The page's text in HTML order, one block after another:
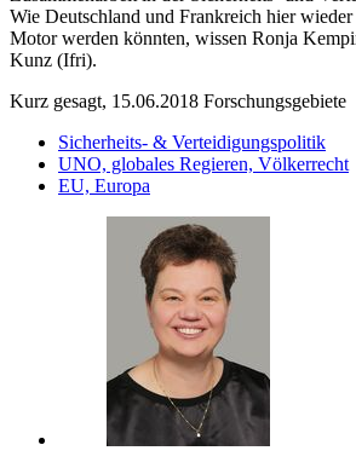
Wie Deutschland und Frankreich hier wieder
Motor werden könnten, wissen Ronja
Kunz (Ifri).
Kurz gesagt, 15.06.2018 Forschungsgebiete
Sicherheits- & Verteidigungspolitik
UNO, globales Regieren, Völkerrecht
EU, Europa